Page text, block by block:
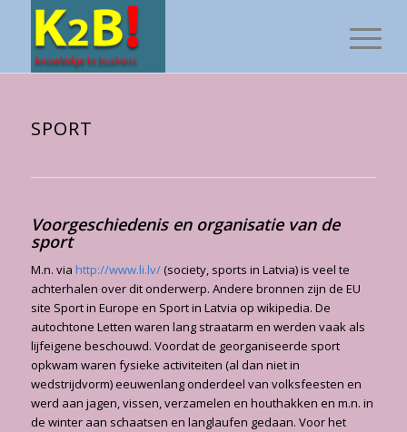
SPORT
Voorgeschiedenis en organisatie van de
sport
M.n. via http://www.li.lv/(society, sports in Latvia) is veel te
achterhalen over dit onderwerp. Andere bronnen zijn de EU
site Sport in Europe en Sport in Latvia op wikipedia. De
autochtone Letten waren lang straatarm en werden vaak als
lijfeigene beschouwd. Voordat de georganiseerde sport
opkwam waren fysieke activiteiten (al dan niet in
wedstrijdvorm) eeuwenlang onderdeel van volksfeesten en
werd aan jagen, vissen, verzamelen en houthakken en m.n. in
de winter aan schaatsen en langlaufen gedaan. Voor het